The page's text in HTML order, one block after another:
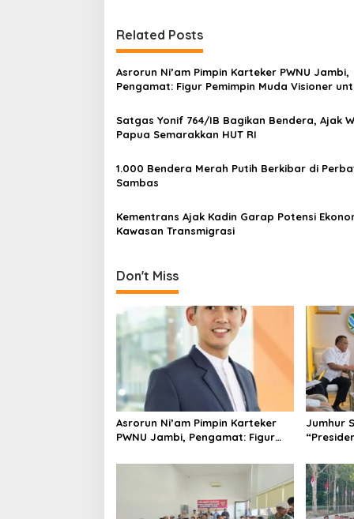
t
n
a
v
i
g
a
t
o
Related Posts
Asrorun Ni’am Pimpin Karteker PWNU Jambi,
Pengamat: Figur Pemimpin Muda Visioner
Satgas Yonif 764/IB Bagikan Bendera, Ajak
Papua Semarakkan HUT RI
1.000 Bendera Merah Putih Berkibar di
Sambas
Kementrans Ajak Kadin Garap Potensi
Kawasan Transmigrasi
Don't Miss
Asrorun Ni’am Pimpin Karteker
PWNU Jambi, Pengamat: Figur
Abad Kedua NU
Jumhur